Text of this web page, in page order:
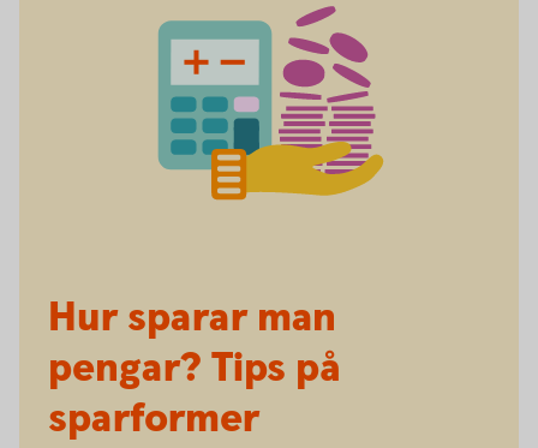
Hur sparar man
pengar? Tips på
sparformer